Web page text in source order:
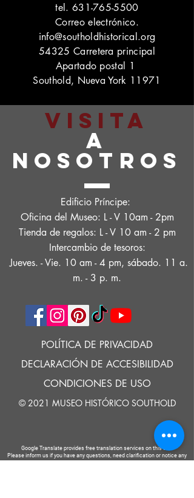
tel. 631-765-5500
Correo electrónico.
info@southoldhistorical.org
54325 Carretera principal
Apartado postal 1
Southold, Nueva York 11971
VISITA
A
NOSOTROS
Edificio Príncipe:
Oficina del Museo: L - V 10am - 2pm
Tienda de regalos: L - V 10 am - 2 pm
Intercambio de tesoros:
Jueves. - Vie. 10 am - 4 pm, sábado. 11 a.
m. - 3 p. m.
POLÍTICA DE PRIVACIDAD
DECLARACIÓN DE ACCESIBILIDAD
CONDICIONES DE USO
© 2021 MUSEO HISTÓRICO SOUTHOLD
Google Translate provides free translation services on this site.
Please inform us if you have any questions, need clarification or notice any